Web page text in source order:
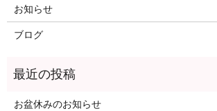
お知らせ
ブログ
お盆休みのお知らせ